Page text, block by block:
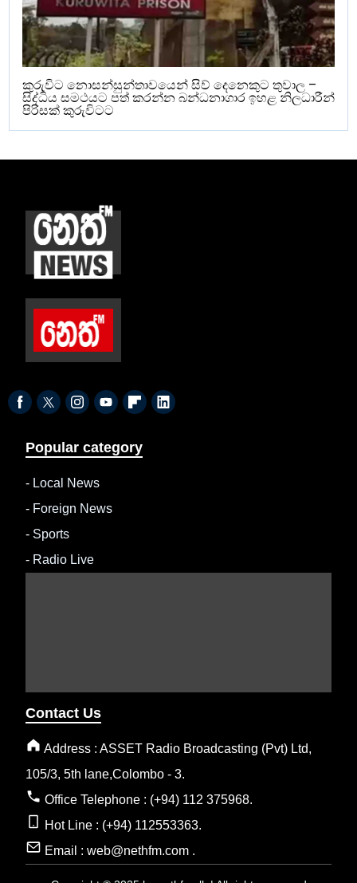
කුරුවිට නොසන්සුන්තාවයෙන් සිව් දෙනෙකුට තුවාල –
සිද්ධිය සමථයට පත් කරන්න බන්ධනාගාර ඉහළ නිලධාරීන්
පිරිසක් කුරුවිටට
Popular category
- Local News
- Foreign News
- Sports
- Radio Live
Contact Us
Address : ASSET Radio Broadcasting (Pvt) Ltd,
105/3, 5th lane,Colombo - 3.
Office Telephone : (+94) 112 375968.
Hot Line : (+94) 112553363.
Email : web@nethfm.com .